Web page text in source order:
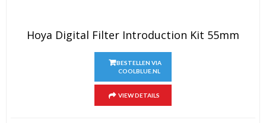
Hoya Digital Filter Introduction Kit 55mm
BESTELLEN VIA
COOLBLUE.NL
VIEW DETAILS